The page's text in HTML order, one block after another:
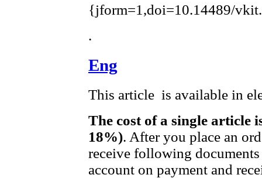
{jform=1,doi=10.14489/
.
Eng
This article is available in
The cost of a single article
18%). After you place an
receive following
account on payment and